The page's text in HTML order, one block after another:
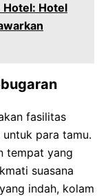
Hotel: Hotel
fasilitas
para tamu.
tempat yang
suasana
indah, kolam